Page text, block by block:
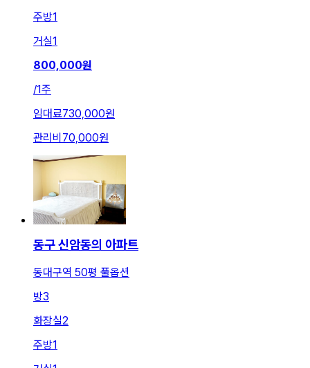
주방1
거실1
800,000원
/1주
임대료730,000원
관리비 70,000원
동구 신암동의 아파트
동대구역 50평 풀옵션
방3
화장실2
주방1